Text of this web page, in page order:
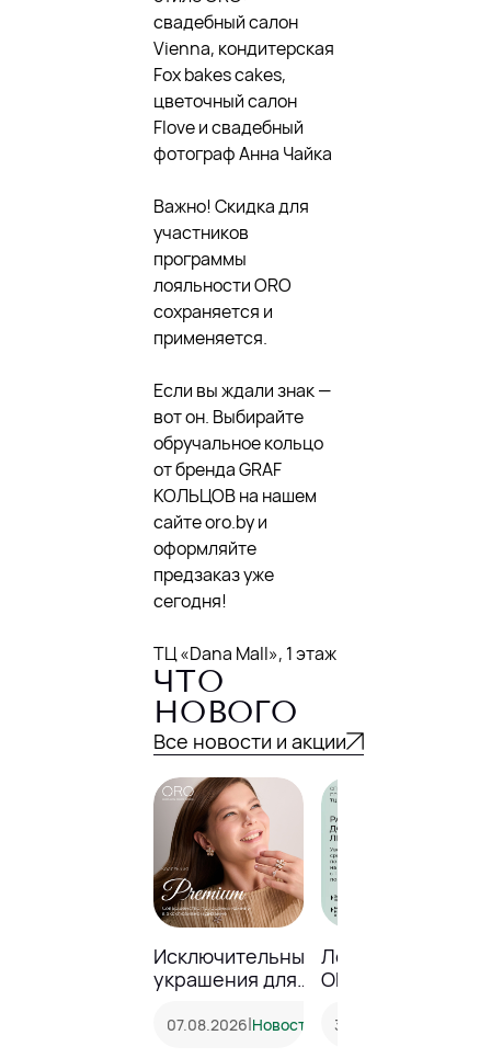
свадебный салон
Vienna, кондитерская
Fox bakes cakes,
цветочный салон
Flove и свадебный
фотограф Анна Чайка
Важно! Скидка для
участников
программы
лояльности ORO
сохраняется и
применяется.
Если вы ждали знак —
вот он. Выбирайте
обручальное кольцо
от бренда GRAF
КОЛЬЦОВ на нашем
сайте oro.by и
оформляйте
предзаказ уже
сегодня!
ТЦ «Dana Mall», 1 этаж
ЧТО
НОВОГО
Все новости и акции
Исключительные
украшения для
моментов
07.08.2026|Новость
Лето ярче с
ORO!
31.07.2026